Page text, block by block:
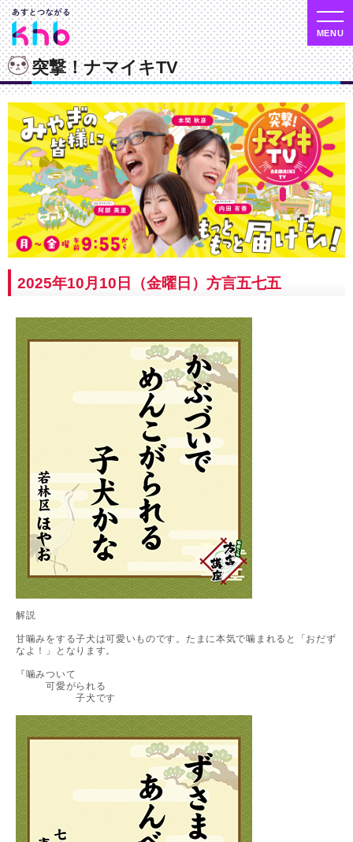
突撃！ナマイキTV
2025年10月10日（金曜日）方言五七五
解説
甘噛みをする子犬は可愛いものです。たまに本気で噛まれると「おだず
なよ！」となります。
『噛みついて
可愛がられる
子犬です